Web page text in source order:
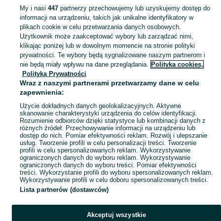
KATEGORIA
Sprzedaż drewna opałowego Włocławek ▶️ brzozowe, dębowe, różne rozmiary ✅ Szeroki wybór w atrakcyjnych cenach ☝ Przeglądaj ogłoszenia na OLX.pl! Zobacz
Mapa kategorii
Mapa miejscowości
Mapa ministron
Popularne wyszukiwania
My i nasi 447partnerzy przechowujemy lub uzyskujemy dostęp do
informacji na urządzeniu, takich jak unikalne identyfikatory w
plikach cookie w celu przetwarzania danych osobowych.
Użytkownik może zaakceptować wybory lub zarządzać nimi,
klikając poniżej lub w dowolnym momencie na stronie polityki
prywatności. Te wybory będą sygnalizowane naszym partnerom i
nie będą miały wpływu na dane przeglądania. Polityka cookies,
Polityka Prywatności
Wraz z naszymi partnerami przetwarzamy dane w celu
zapewnienia:
Użycie dokładnych danych geolokalizacyjnych. Aktywne
skanowanie charakterystyki urządzenia do celów identyfikacji.
Rozumienie odbiorców dzięki statystyce lub kombinacji danych z
różnych źródeł. Przechowywanie informacji na urządzeniu lub
dostęp do nich. Pomiar efektywności reklam. Rozwój i ulepszanie
usług. Tworzenie profili w celu personalizacji treści. Tworzenie
profili w celu spersonalizowanych reklam. Wykorzystywanie
ograniczonych danych do wyboru reklam. Wykorzystywanie
ograniczonych danych do wyboru treści. Pomiar efektywności
treści. Wykorzystanie profili do wyboru spersonalizowanych reklam.
Wykorzystywanie profili w celu doboru spersonalizowanych treści.
Lista partnerów (dostawców)
Akceptuj wszystkie